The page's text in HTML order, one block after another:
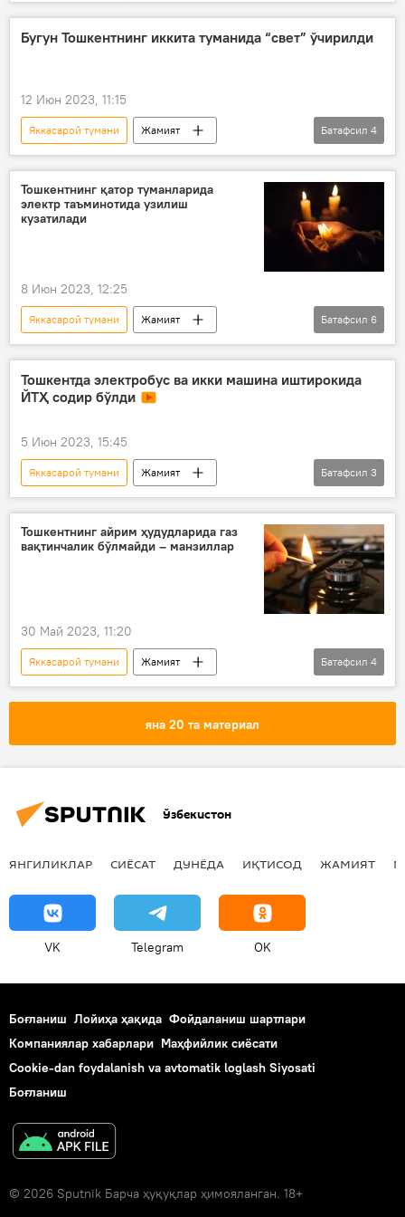
Ўзбекистон
Тошкент
Яшнобод тумани
Бугун Тошкентнинг иккита туманида “свет” ўчирилди
12 Июн 2023, 11:15
Яккасарой тумани
Жамият
Ўзбекистон
Тошкент
Яшнобод тумани
электр энергияси
Батафсил 4
Тошкентнинг қатор туманларида
электр таъминотида узилиш
кузатилади
8 Июн 2023, 12:25
Яккасарой тумани
Жамият
Ўзбекистон
Тошкент
Яшнобод тумани
Батафсил 6
Тошкентда электробус ва икки машина иштирокида
ЙТҲ содир бўлди
5 Июн 2023, 15:45
Яккасарой тумани
Жамият
Ҳодисалар
Тошкент ЙТҲ
Батафсил 3
Тошкентнинг айрим ҳудудларида газ
вақтинчалик бўлмайди – манзиллар
30 Май 2023, 11:20
Яккасарой тумани
Жамият
Ўзбекистон
Тошкент
газ
Батафсил 4
яна 20 та материал
Ўзбекистон
ЯНГИЛИКЛАР СИЁСАТ ДУНЁДА ИҚТИСОД ЖАМИЯТ
VK Telegram OK
Боғланиш Лойиҳа ҳақида Фойдаланиш шартлари
Компаниялар хабарлари Маҳфийлик сиёсати
Cookie-dan foydalanish va avtomatik loglash Siyosati
Боғланиш
© 2026 Sputnik Барча ҳуқуқлар ҳимояланган. 18+